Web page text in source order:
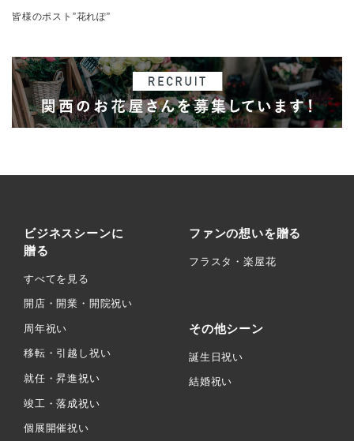
皆様のポスト”花れぽ”
ビジネスシーンに
贈る
すべてを見る
開店・開業・開院祝い
周年祝い
移転・引越し祝い
就任・昇進祝い
竣工・落成祝い
個展開催祝い
ファンの想いを贈る
フラスタ・楽屋花
その他シーン
誕生日祝い
結婚祝い